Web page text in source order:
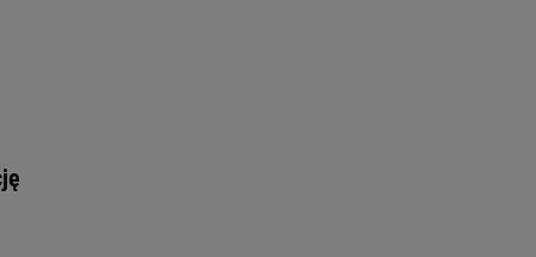
celów identyfikacji.